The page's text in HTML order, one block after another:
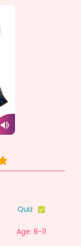
Quiz
Age: 8-11